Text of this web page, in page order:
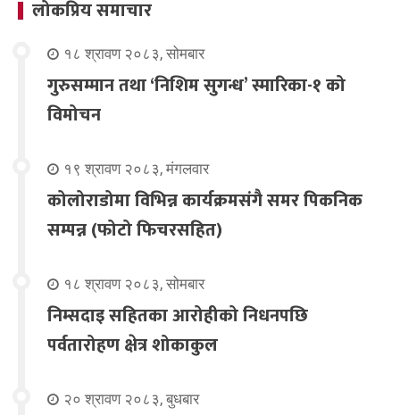
लोकप्रिय समाचार
१८ श्रावण २०८३, सोमबार
गुरुसम्मान तथा ‘निशिम सुगन्ध’ स्मारिका-१ को
विमोचन
१९ श्रावण २०८३, मंगलवार
कोलोराडोमा विभिन्न कार्यक्रमसंगै समर पिकनिक
सम्पन्न (फोटो फिचरसहित)
१८ श्रावण २०८३, सोमबार
निम्सदाइ सहितका आरोहीको निधनपछि
पर्वतारोहण क्षेत्र शोकाकुल
२० श्रावण २०८३, बुधबार